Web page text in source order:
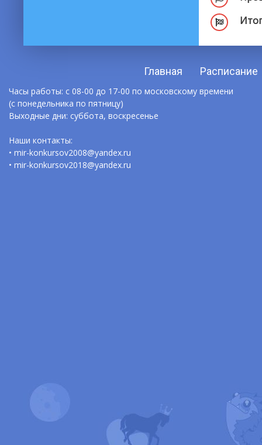
Главная Расписание
Часы работы: с 08-00 до 17-00 по московскому времени
(с понедельника по пятницу)
Выходные дни: суббота, воскресенье
Наши контакты:
• mir-konkursov2008@yandex.ru
• mir-konkursov2018@yandex.ru